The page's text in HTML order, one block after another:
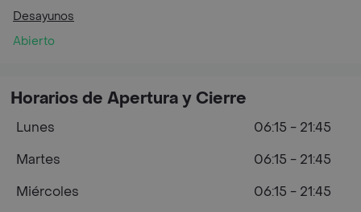
Desayunos
Abierto
Horarios de Apertura y Cierre
Lunes
06:15 - 21:45
Martes
06:15 - 21:45
Miércoles
06:15 - 21:45